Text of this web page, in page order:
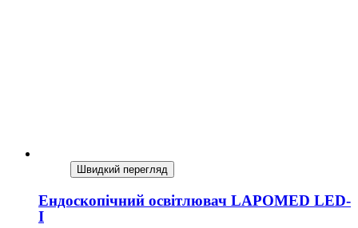
Швидкий перегляд
Ендоскопічний освітлювач LAPOMED LED-
I